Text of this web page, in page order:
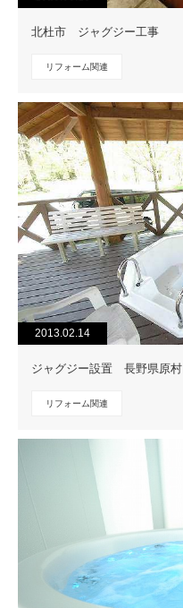
北杜市 ジャグジー工事
リフォーム関連
2013.02.14
ジャグジー設置 長野県原村
リフォーム関連